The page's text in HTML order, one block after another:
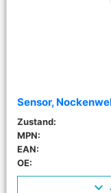
Sensor,
Zustand:
MPN:
EAN:
OE: